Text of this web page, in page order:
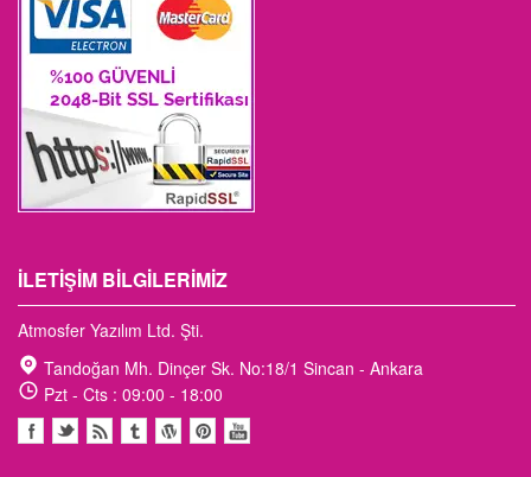
İLETIŞIM BILGILERIMIZ
Atmosfer Yazılım Ltd. Şti.
Tandoğan Mh. Dinçer Sk. No:18/1 Sincan - Ankara
Pzt - Cts : 09:00 - 18:00